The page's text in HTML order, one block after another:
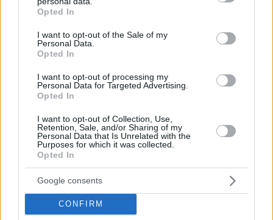
grant or deny consent to Google and its third-party tags to
use your data for below specified purposes in below Google
consent section.
Opted In
I want to opt-out of the Sale of my
Personal Data.
Opted In
I want to opt-out of processing my
Personal Data for Targeted Advertising.
Opted In
I want to opt-out of Collection, Use,
Retention, Sale, and/or Sharing of my
Personal Data that Is Unrelated with the
Purposes for which it was collected.
Opted In
Google consents
CONFIRM
ΤΑ ΠΙΟ ΔΗΜΟΦΙΛΗ